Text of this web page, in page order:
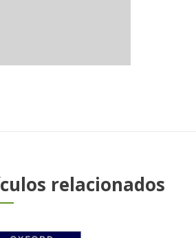
relacionados